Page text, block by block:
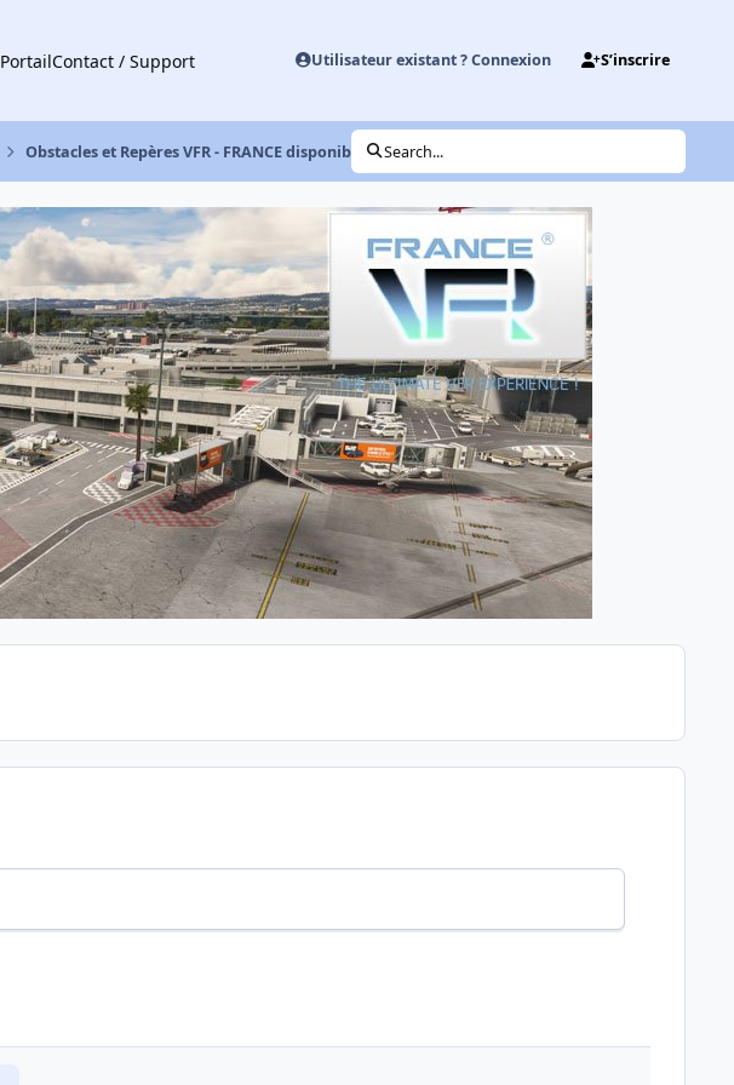
PortailContact / Support Utilisateur existant ? Connexion S’inscrire
Obstacles et Repères VFR - FRANCE disponible ! Search...